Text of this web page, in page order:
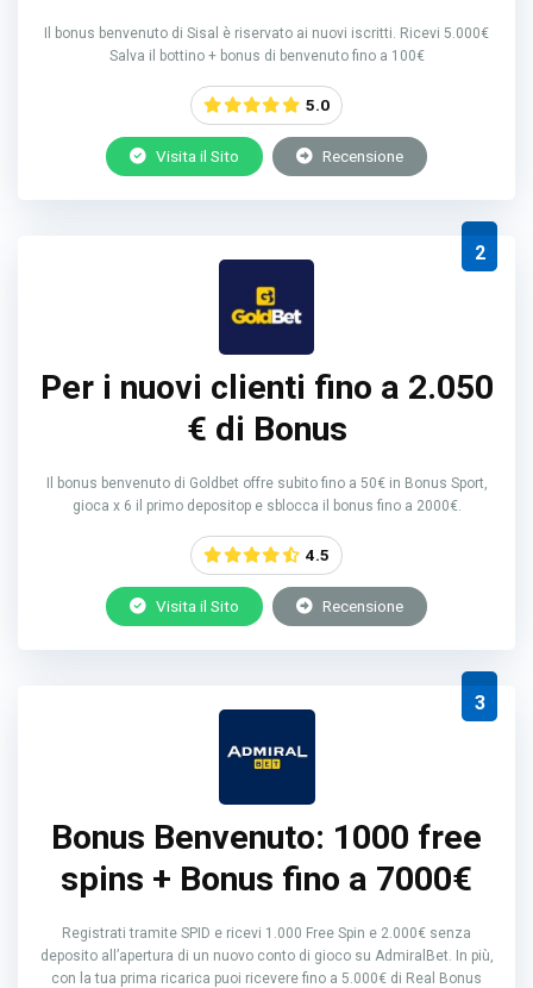
Il bonus benvenuto di Sisal è riservato ai nuovi iscritti. Ricevi 5.000€
Salva il bottino + bonus di benvenuto fino a 100€
5.0
Visita il Sito Recensione
2
Per i nuovi clienti fino a 2.050
€ di Bonus
Il bonus benvenuto di Goldbet offre subito fino a 50€ in Bonus Sport,
gioca x 6 il primo depositop e sblocca il bonus fino a 2000€.
4.5
Visita il Sito Recensione
3
Bonus Benvenuto: 1000 free
spins + Bonus fino a 7000€
Registrati tramite SPID e ricevi 1.000 Free Spin e 2.000€ senza
deposito all’apertura di un nuovo conto di gioco su AdmiralBet. In più,
con la tua prima ricarica puoi ricevere fino a 5.000€ di Real Bonus